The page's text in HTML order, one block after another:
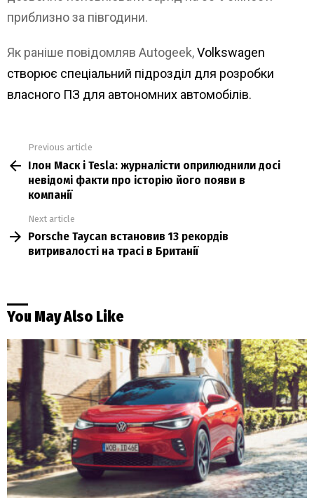
приблизно за півгодини.
Як раніше повідомляв Autogeek,Volkswagen
створює спеціальний підрозділ для розробки
власного ПЗ для автономних автомобілів.
more
Previous article
Ілон Маск і Tesla: журналісти оприлюднили досі
невідомі факти про історію його появи в
компанії
Next article
Porsche Taycan встановив 13 рекордів
витривалості на трасі в Британії
You May Also Like